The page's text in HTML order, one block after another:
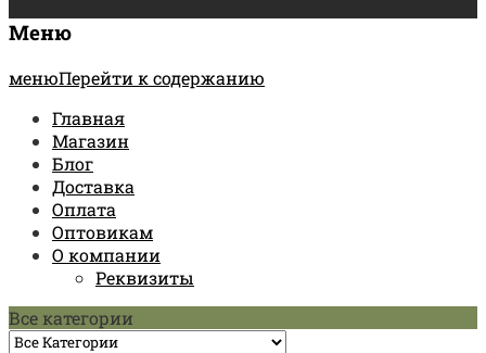
Меню
менюПерейти к содержанию
Главная
Магазин
Блог
Доставка
Оплата
Оптовикам
О компании
Реквизиты
Все категории